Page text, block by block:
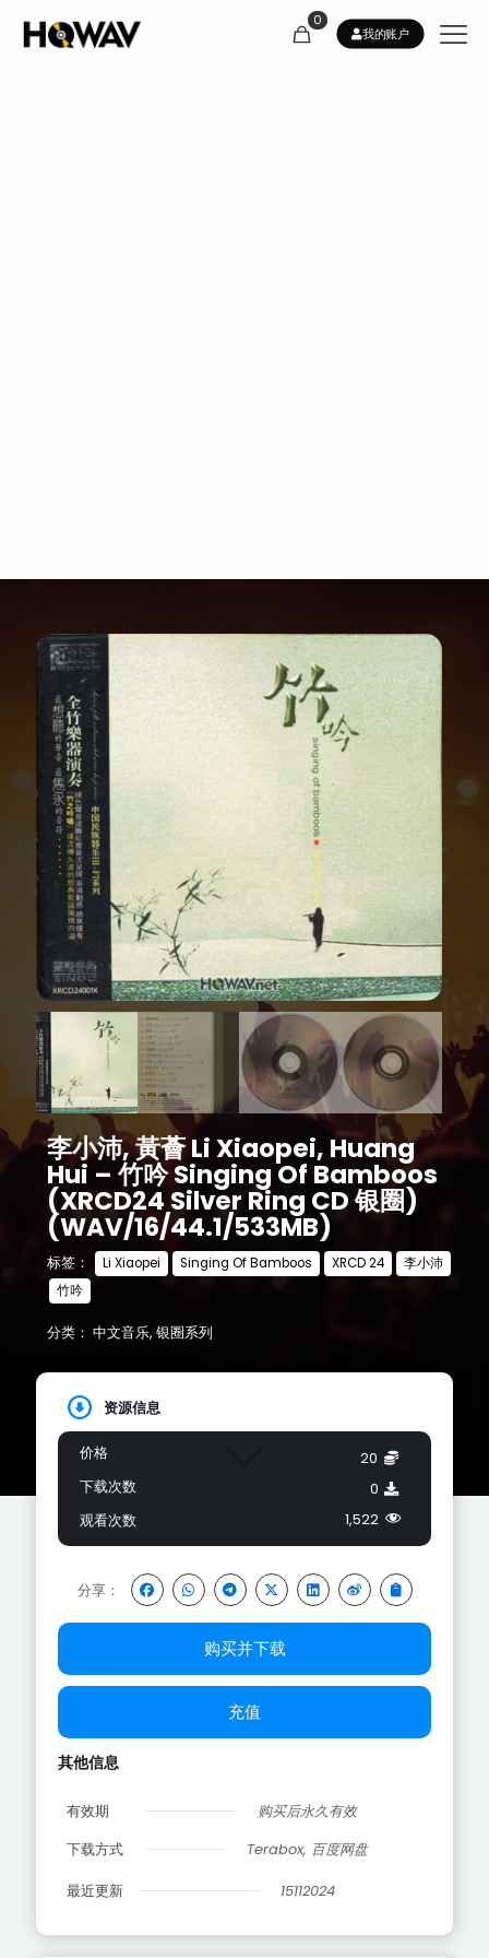
0
我的账户
李小沛, 黃薈 Li Xiaopei, Huang
Hui – 竹吟 Singing Of Bamboos
(XRCD24 Silver Ring CD 银圈)
(WAV/16/44.1/533MB)
标签： Li Xiaopei Singing Of Bamboos XRCD 24
李小沛
竹吟
分类： 中文音乐, 银圈系列
资源信息
价格
下载次数
观看次数
20
0
1,522
分享：
购买并下载
充值
其他信息
有效期
购买后永久有效
下载方式
Terabox, 百度网盘
最近更新
15112024